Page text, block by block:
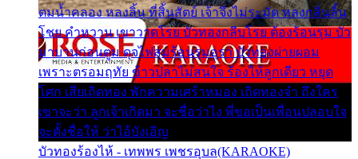
ตมน้ำคลอง หลงลิ้น ที่สิ้นสัตย์ เจ้าจึงไม่ระมัด หลงกลิ่นลิ้น
โชย คำหวาน เขาวาดโรย บัวทองกลีบโรย ต้องร้อนรุม บัว
มาบานก่อนตูม ดุจไฟสุมร้อนรุมอุรา บัวทองผ่ายผอม
เพราะตรอมฤทัย ข้าวปลาไม่สนใจ ร้องไห้ลูกเดียว หยุด
โศก เสียเถิดทอง พักความเศร้าหมอง เถิดทองจ๋า ถึงใคร
เขาจะว่า ลูกเจ้าเกิดมา จะชื่อว่าไง พี่ขอเป็นเพื่อนปลอบใจ
จะตั้งชื่อให้ ว่าไอ้บังเอิญ
บัวทองร้องไห้ - เทพพร เพชรอุบล(KARAOKE)